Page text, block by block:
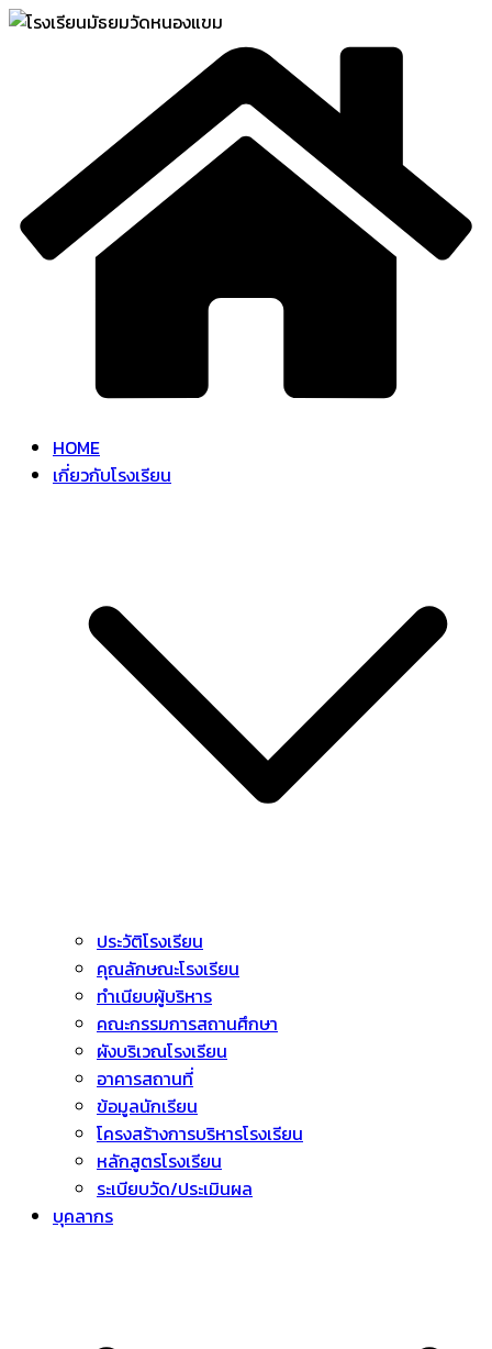
Skip
HOME
เกี่ยวกับโรงเรียน
ประวัติโรงเรียน
คุณลักษณะโรงเรียน
ทำเนียบผู้บริหาร
คณะกรรมการสถานศึกษา
ผังบริเวณโรงเรียน
อาคารสถานที่
ข้อมูลนักเรียน
โครงสร้างการบริหารโรงเรียน
หลักสูตรโรงเรียน
ระเบียบวัด/ประเมินผล
บุคลากร